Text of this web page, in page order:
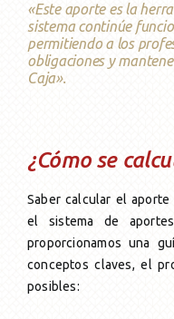
«Este aporte es la
sistema continúe
permitiendo a los
obligaciones y
Caja».
¿Cómo se
Saber calcular el
el sistema de
proporcionamos una
conceptos claves, el
posibles: